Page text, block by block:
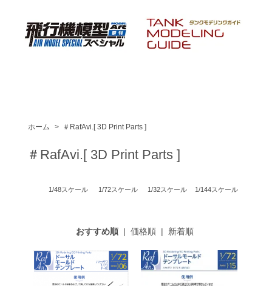
ホーム > ＃RafAvi.[ 3D Print Parts ]
＃RafAvi.[ 3D Print Parts ]
1/48スケール 1/72スケール 1/32スケール 1/144スケール
おすすめ順 |価格順 | 新着順